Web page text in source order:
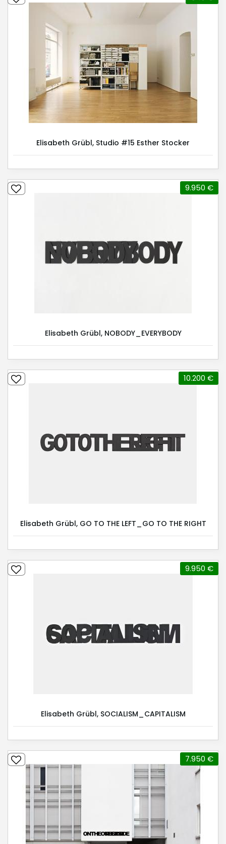
Elisabeth Grübl, Studio #15 Esther Stocker
Elisabeth Grübl, NOBODY_EVERYBODY
9.950 €
Elisabeth Grübl, GO TO THE LEFT_GO TO THE RIGHT
10.200 €
Elisabeth Grübl, SOCIALISM_CAPITALISM
9.950 €
7.950 €